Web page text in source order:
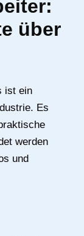
über
ist ein
Es
werden
und